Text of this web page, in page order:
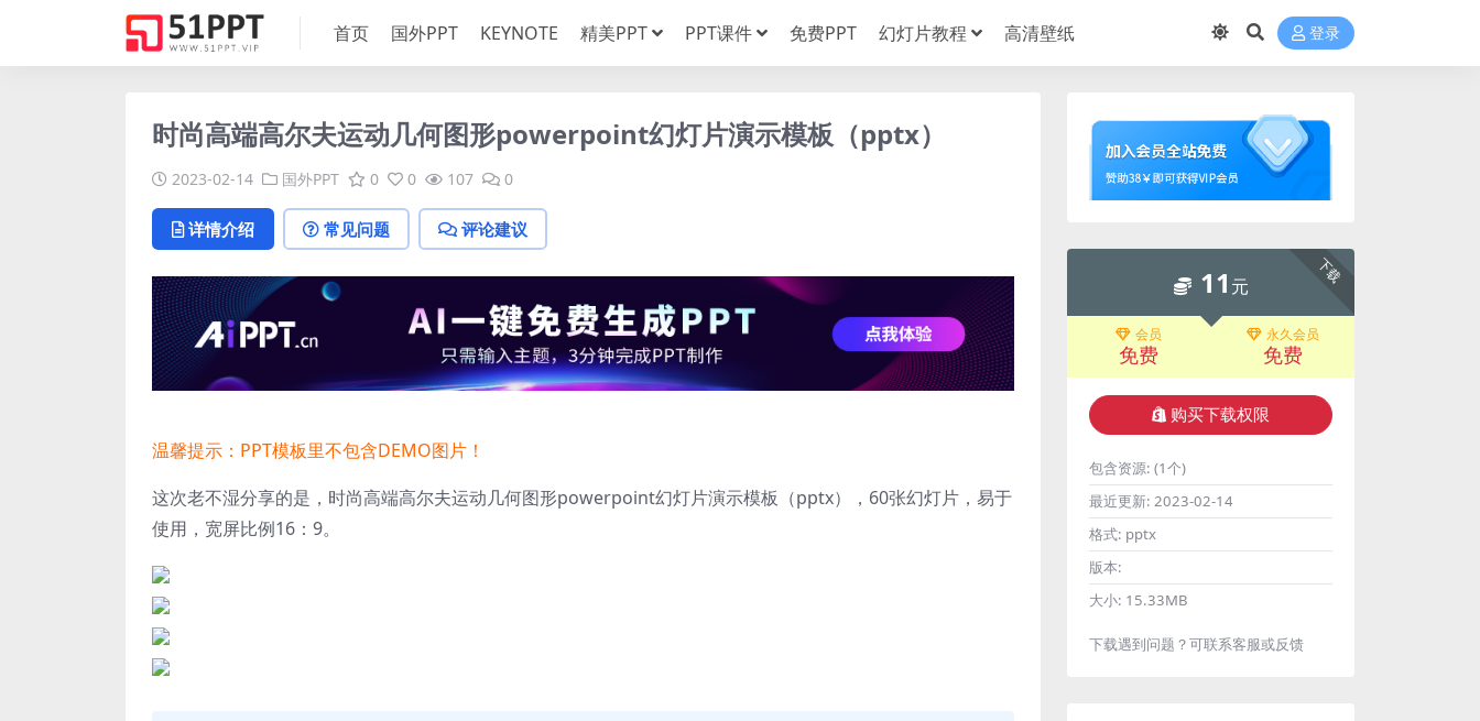
首页 国外PPT KEYNOTE 精美PPT PPT课件 免费PPT 幻灯片教程 高清壁纸 登录
时尚高端高尔夫运动几何图形powerpoint幻灯片演示模板（pptx）
2023-02-14 国外PPT 0 0 107 0
详情介绍 常见问题 评论建议
温馨提示：PPT模板里不包含DEMO图片！
这次老不湿分享的是，时尚高端高尔夫运动几何图形powerpoint幻灯片演示模板（pptx）， 60张幻灯片， 易于
使用， 宽屏比例16：9。
下载
11 元
会员
免费
永久会员
免费
购买下载权限
包含资源: (1个)
最近更新: 2023-02-14
格式: pptx
版本:
大小: 15.33MB
下载遇到问题？可联系客服或反馈